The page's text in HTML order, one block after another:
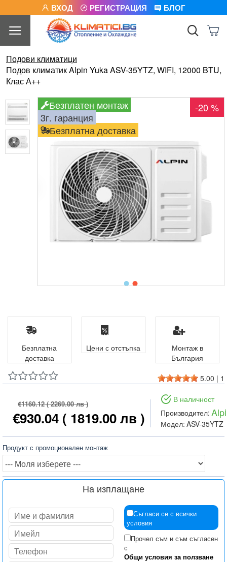
ВХОД РЕГИСТРАЦИЯ БЛОГ
Подови климатици
Подов климатик Alpin Yuka ASV-35YTZ, WIFI, 12000 BTU,
Клас А++
Безплатен монтаж
Безплатна доставка
3г. гаранция
-20 %
5.00 | 1
€1160.12( 2269.00 лв )
€930.04 ( 1819.00 лв )
В наличност
Производител:
Модел: ASV-35YTZ
Продукт с промоционален монтаж
На изплащане
Съгласи се с всички
условия
Прочел съм и съм съгласен
с
Общи условия за ползване
Безплатна
доставка
Цени с отстъпка
Монтаж в
България